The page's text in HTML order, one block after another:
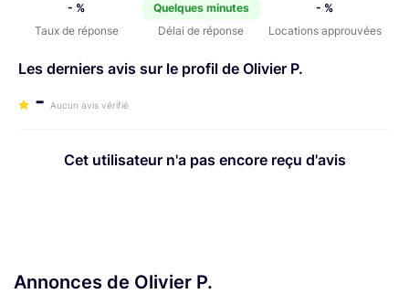
- %
Taux de réponse
Quelques minutes
Délai de réponse
- %
Locations approuvées
Les derniers avis sur le profil de Olivier P.
- Aucun avis vérifié
Cet utilisateur n'a pas encore reçu d'avis
Annonces de Olivier P.